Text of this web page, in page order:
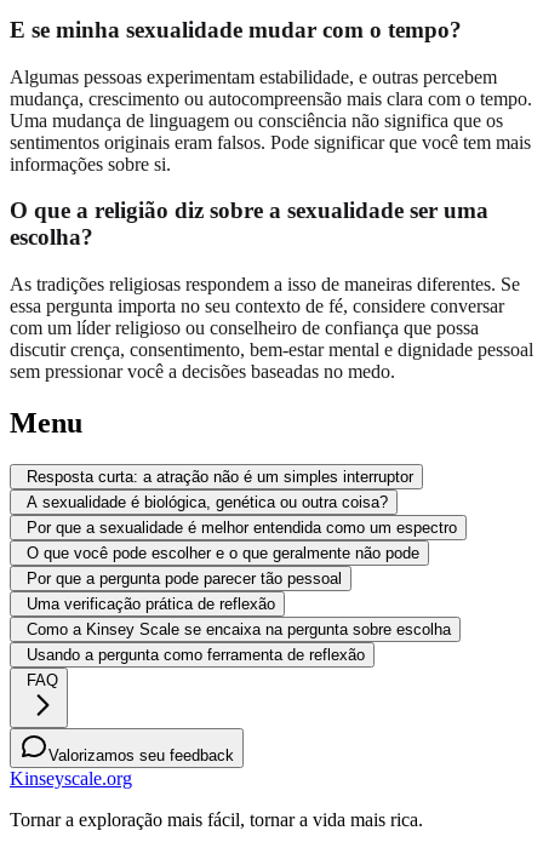
E se minha sexualidade mudar com o tempo?
Algumas pessoas experimentam estabilidade, e outras percebem
mudança, crescimento ou autocompreensão mais clara com o tempo.
Uma mudança de linguagem ou consciência não significa que os
sentimentos originais eram falsos. Pode significar que você tem mais
informações sobre si.
O que a religião diz sobre a sexualidade ser uma
escolha?
As tradições religiosas respondem a isso de maneiras diferentes. Se
essa pergunta importa no seu contexto de fé, considere conversar
com um líder religioso ou conselheiro de confiança que possa
discutir crença, consentimento, bem-estar mental e dignidade pessoal
sem pressionar você a decisões baseadas no medo.
Menu
Resposta curta: a atração não é um simples interruptor
A sexualidade é biológica, genética ou outra coisa?
Por que a sexualidade é melhor entendida como um espectro
O que você pode escolher e o que geralmente não pode
Por que a pergunta pode parecer tão pessoal
Uma verificação prática de reflexão
Como a Kinsey Scale se encaixa na pergunta sobre escolha
Usando a pergunta como ferramenta de reflexão
FAQ
Valorizamos seu feedback
Kinseyscale.org
Tornar a exploração mais fácil, tornar a vida mais rica.